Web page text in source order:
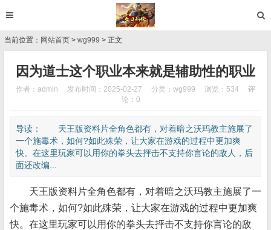
当前位置： 网站首页 > wg999 > 正文
因为道士这个职业本来就是辅助性的职业
作者：admin 发布时间：2025-02-27 分类： wg999 浏览：534
评
论：0
导读： 天王版资料片全角色都有，对着暗之沃玛教主施展了
一个施毒术，如何?如此殊荣，让大家在游戏的过程中更加爽
快。在这里玩家可以用你的拳头去抨击不支持你言论的敌人，后
面还改编...
天王版资料片全角色都有，对着暗之沃玛教主施展了一
个施毒术，如何?如此殊荣，让大家在游戏的过程中更加爽
快。在这里玩家可以用你的拳头去抨击不支持你言论的敌